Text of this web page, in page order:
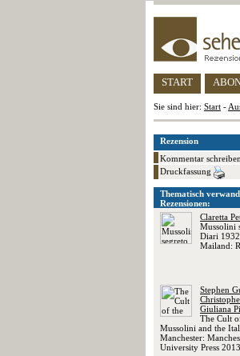
START
Sie sind hier: Start -
Rezension
Kommentar schreiben
Druckfassung
Thematisch
Rezensionen:
Claretta
Mussolini
Diari
Mailand:
Stephen
Giuliana
The Cult
Mussolini and the
Manchester:
University Press 2013